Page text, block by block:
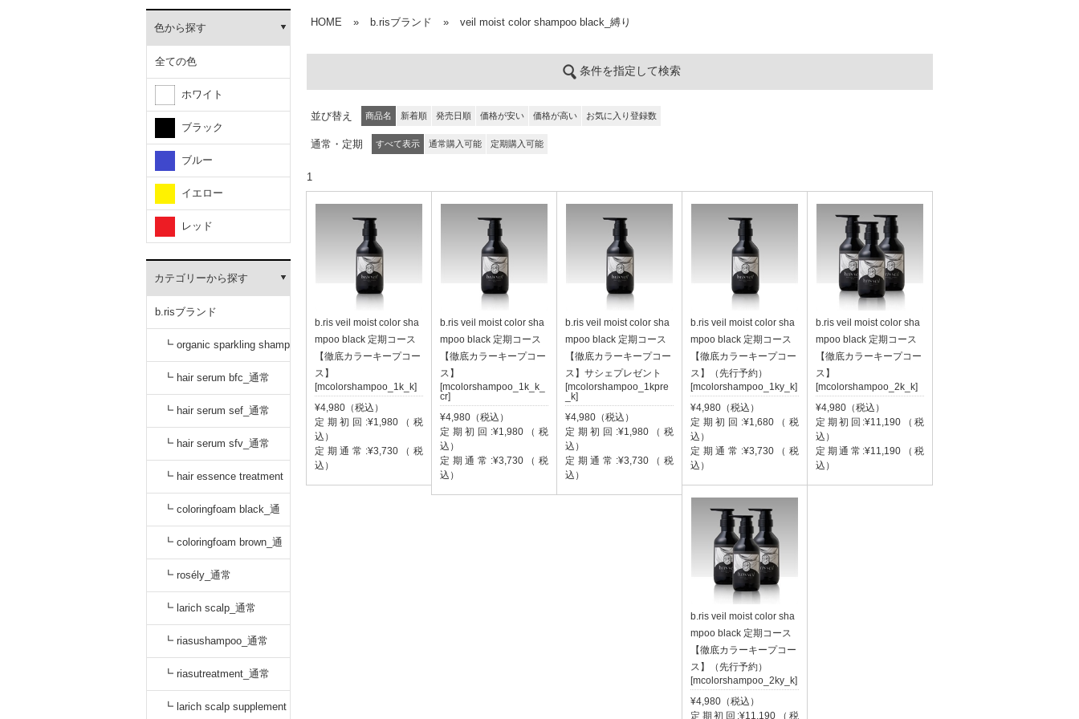
色から探す
全ての色
ホワイト
ブラック
ブルー
イエロー
レッド
カテゴリーから探す
b.risブランド
┗ organic sparkling shamp
oo_通常
┗ hair serum bfc_通常
┗ hair serum sef_通常
┗ hair serum sfv_通常
┗ hair essence treatment
dr_通常
┗ coloringfoam black_通
常
┗ coloringfoam brown_通
常
┗ rosély_通常
┗ larich scalp_通常
┗ riasushampoo_通常
┗ riasutreatment_通常
┗ larich scalp supplement
HOME » b.risブランド » veil moist color shampoo black_縛り
条件を指定して検索
並び替え 商品名 新着順 発売日順 価格が安い 価格が高い お気に入り登録数
通常・定期 すべて表示 通常購入可能 定期購入可能
1
b.ris veil moist color sha
mpoo black 定期コース
【徹底カラーキープコー
ス】
[mcolorshampoo_1k_k]
¥4,980（税込）
定期初回:¥1,980（税
込）
定期通常:¥3,730（税
込）
b.ris veil moist color sha
mpoo black 定期コース
【徹底カラーキープコー
ス】
[mcolorshampoo_1k_k_
cr]
¥4,980（税込）
定期初回:¥1,980（税
込）
定期通常:¥3,730（税
込）
b.ris veil moist color sha
mpoo black 定期コース
【徹底カラーキープコー
ス】サシェプレゼント
[mcolorshampoo_1kpre
_k]
¥4,980（税込）
定期初回:¥1,980（税
込）
定期通常:¥3,730（税
込）
b.ris veil moist color sha
mpoo black 定期コース
【徹底カラーキープコー
ス】（先行予約）
[mcolorshampoo_1ky_k]
¥4,980（税込）
定期初回:¥1,680（税
込）
定期通常:¥3,730（税
込）
b.ris veil moist color sha
mpoo black 定期コース
【徹底カラーキープコー
ス】
[mcolorshampoo_2k_k]
¥4,980（税込）
定期初回:¥11,190（税
込）
定期通常:¥11,190（税
込）
b.ris veil moist color sha
mpoo black 定期コース
【徹底カラーキープコー
ス】（先行予約）
[mcolorshampoo_2ky_k]
¥4,980（税込）
定期初回:¥11,190（税